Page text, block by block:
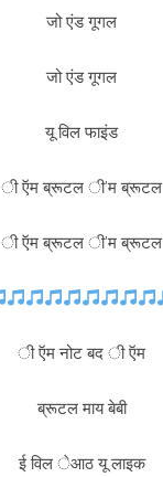
जो एंड गूगल
जो एंड गूगल
यू विल फाइंड
ी ऍम ब्रूटल ी’म ब्रूटल
ी ऍम ब्रूटल ी’म ब्रूटल
ी ऍम नोट बद ी ऍम
ब्रूटल माय बेबी
ई विल ेआठ यू लाइक